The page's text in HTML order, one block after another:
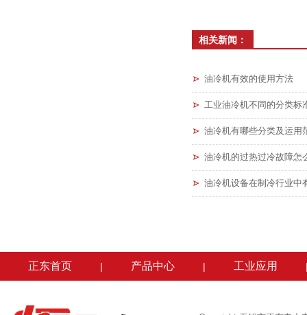
相关新闻：
油冷机有效的使用方法
工业油冷机不同的分类标
油冷机有哪些分类及运用
油冷机的过热过冷故障怎
油冷机设备在制冷行业中
正东首页 | 产品中心 | 工业应用